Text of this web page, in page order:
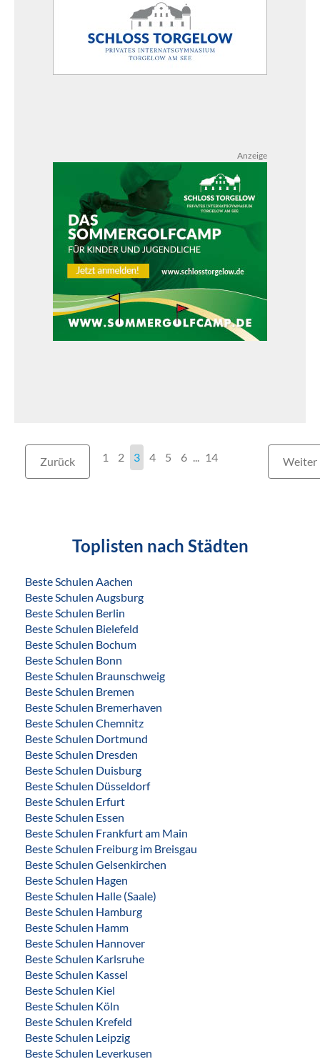
Anzeige
Zurück 1 2 3 4 5 6 14 Weiter
Toplisten nach Städten
Beste Schulen Aachen
Beste Schulen Augsburg
Beste Schulen Berlin
Beste Schulen Bielefeld
Beste Schulen Bochum
Beste Schulen Bonn
Beste Schulen Braunschweig
Beste Schulen Bremen
Beste Schulen Bremerhaven
Beste Schulen Chemnitz
Beste Schulen Dortmund
Beste Schulen Dresden
Beste Schulen Duisburg
Beste Schulen Düsseldorf
Beste Schulen Erfurt
Beste Schulen Essen
Beste Schulen Frankfurt am Main
Beste Schulen Freiburg im Breisgau
Beste Schulen Gelsenkirchen
Beste Schulen Hagen
Beste Schulen Halle (Saale)
Beste Schulen Hamburg
Beste Schulen Hamm
Beste Schulen Hannover
Beste Schulen Karlsruhe
Beste Schulen Kassel
Beste Schulen Kiel
Beste Schulen Köln
Beste Schulen Krefeld
Beste Schulen Leipzig
Beste Schulen Leverkusen